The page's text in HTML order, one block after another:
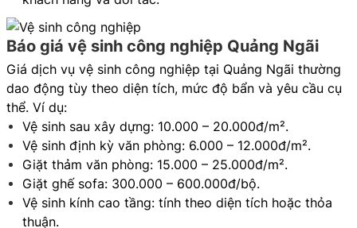
Báo giá vệ sinh công nghiệp Quảng Ngãi
Giá dịch vụ vệ sinh công nghiệp tại Quảng Ngãi thường
dao động tùy theo diện tích, mức độ bẩn và yêu cầu cụ
thể. Ví dụ:
Vệ sinh sau xây dựng: 10.000 – 20.000đ/m².
Vệ sinh định kỳ văn phòng: 6.000 – 12.000đ/m².
Giặt thảm văn phòng: 15.000 – 25.000đ/m².
Giặt ghế sofa: 300.000 – 600.000đ/bộ.
Vệ sinh kính cao tầng: tính theo diện tích hoặc thỏa
thuận.